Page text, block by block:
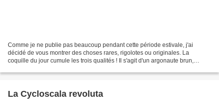
Comme je ne publie pas beaucoup pendant cette période estivale, j'ai
décidé de vous montrer des choses rares, rigolotes ou originales. La
coquille du jour cumule les trois qualités ! Il s'agit d'un argonaute brun,
La Cycloscala revoluta